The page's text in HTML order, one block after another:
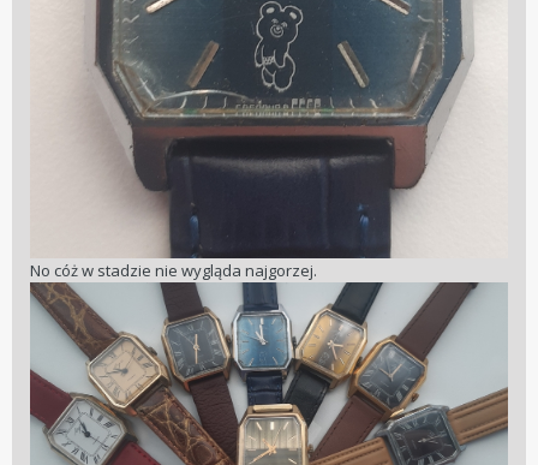
No cóż w stadzie nie wygląda najgorzej.